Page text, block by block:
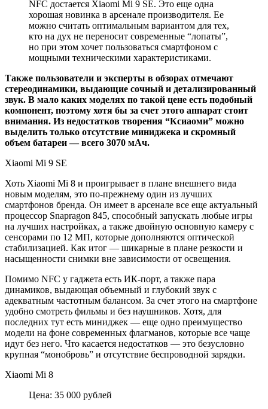
NFC достается Xiaomi Mi 9 SE. Это еще одна
хорошая новинка в арсенале производителя. Ее
можно считать оптимальным вариантом для тех,
кто на дух не переносит современные “лопаты”,
но при этом хочет пользоваться смартфоном с
мощными техническими характеристиками.
Также пользователи и эксперты в обзорах отмечают
стереодинамики, выдающие сочный и детализированный
звук. В мало каких моделях по такой цене есть подобный
компонент, поэтому хотя бы за счет этого аппарат стоит
внимания. Из недостатков творения “Ксиаоми” можно
выделить только отсутствие миниджека и скромный
объем батареи — всего 3070 мАч.
Xiaomi Mi 9 SE
Хоть Xiaomi Mi 8 и проигрывает в плане внешнего вида
новым моделям, это по-прежнему один из лучших
смартфонов бренда. Он имеет в арсенале все еще актуальный
процессор Snapragon 845, способный запускать любые игры
на лучших настройках, а также двойную основную камеру с
сенсорами по 12 МП, которые дополняются оптической
стабилизацией. Как итог — шикарные в плане резкости и
насыщенности снимки вне зависимости от освещения.
Помимо NFC у гаджета есть ИК-порт, а также пара
динамиков, выдающая объемный и глубокий звук с
адекватным частотным балансом. За счет этого на смартфоне
удобно смотреть фильмы и без наушников. Хотя, для
последних тут есть миниджек — еще одно преимущество
модели на фоне современных флагманов, которые все чаще
идут без него. Что касается недостатков — это безусловно
крупная “монобровь” и отсутствие беспроводной зарядки.
Xiaomi Mi 8
Цена: 35 000 рублей